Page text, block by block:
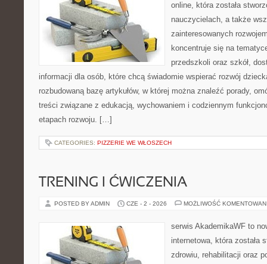
online, która została
nauczycielach, a także
zainteresowanych
koncentruje się na
przedszkoli oraz szkół,
informacji dla osób, które chcą świadomie wspierać rozwój
rozbudowaną bazę artykułów, w której można znaleźć porady,
treści związane z edukacją, wychowaniem i codziennym
etapach rozwoju. […]
CATEGORIES: PIZZERIE WE WŁOSZECH
TRENING I ĆWICZENIA
POSTED BY ADMIN CZE - 2 - 2026 MOŻLIWOŚĆ
serwis AkademikaWF to
internetowa, która została
zdrowiu, rehabilitacji oraz